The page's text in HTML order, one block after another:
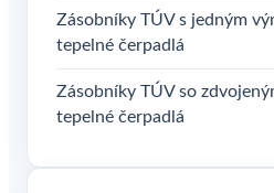
Zásobníky TÚV s jedným
tepelné čerpadlá
Zásobníky TÚV so
tepelné čerpadlá